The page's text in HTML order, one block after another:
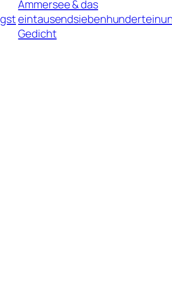
Ammersee & das
Gedicht